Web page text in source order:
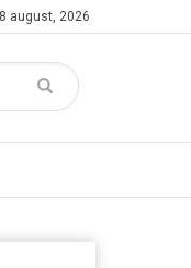
8 august, 2026